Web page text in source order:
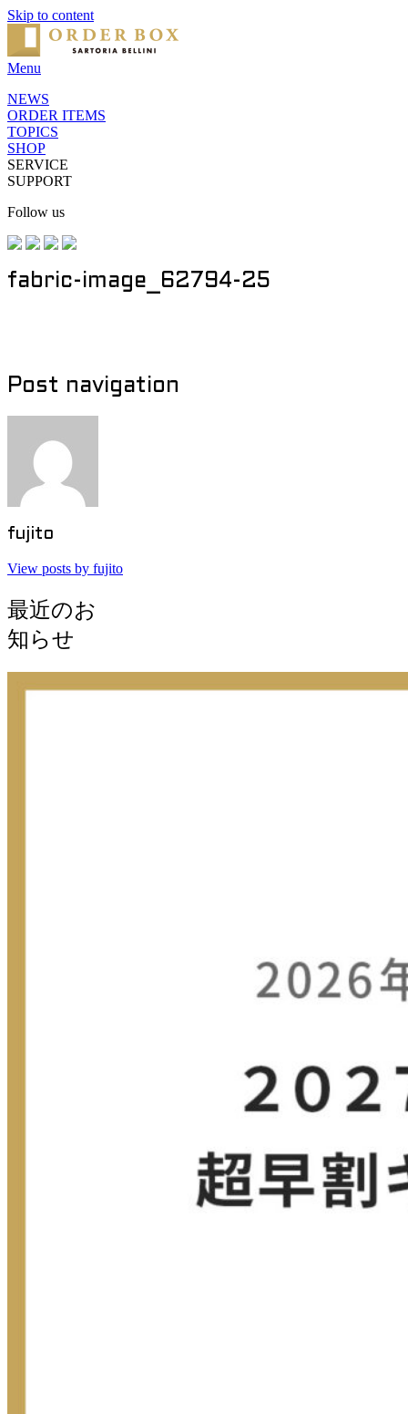
Skip to content
Menu
NEWS
ORDER ITEMS
TOPICS
SHOP
SERVICE
SUPPORT
Follow us
fabric-image_62794-25
Post navigation
fujito
View posts by fujito
最近のお
知らせ